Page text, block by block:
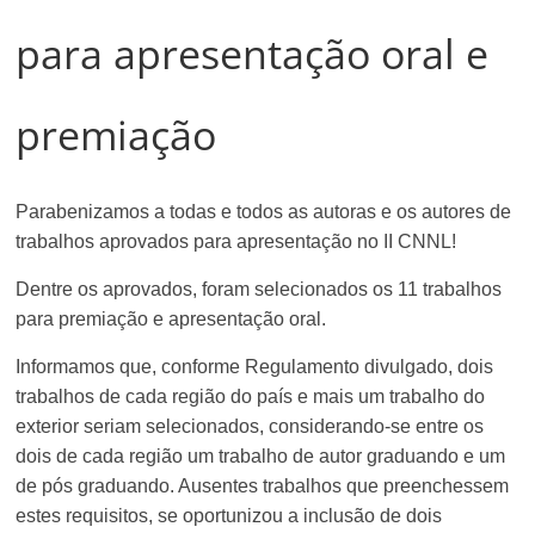
para apresentação oral e
premiação
Parabenizamos a todas e todos as autoras e os autores de
trabalhos aprovados para apresentação no II CNNL!
Dentre os aprovados, foram selecionados os 11 trabalhos
para premiação e apresentação oral.
Informamos que, conforme Regulamento divulgado, dois
trabalhos de cada região do país e mais um trabalho do
exterior seriam selecionados, considerando-se entre os
dois de cada região um trabalho de autor graduando e um
de pós graduando. Ausentes trabalhos que preenchessem
estes requisitos, se oportunizou a inclusão de dois